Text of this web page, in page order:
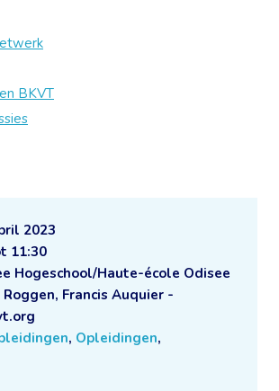
2023
11:30
Hogeschool/Haute-école Odisee
Roggen, Francis Auquier -
, Opleidingen,
BKVT